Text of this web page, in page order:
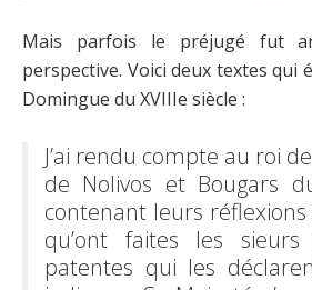
Mais parfois le préjugé fut
perspective. Voici deux textes qui
Domingue du XVIIIe siècle :
J’ai rendu compte au roi
de Nolivos et Bougars
contenant leurs
qu’ont faites les
patentes qui les